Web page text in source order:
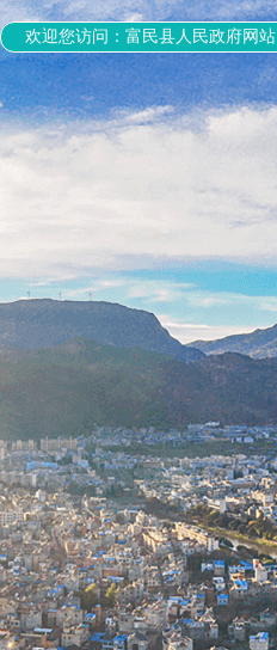
欢迎您访问：富民县人民政府网站